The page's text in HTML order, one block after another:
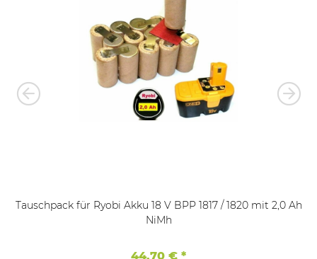
Tauschpack für Ryobi Akku 18 V BPP 1817 / 1820 mit 2,0 Ah
NiMh
44,70 € *